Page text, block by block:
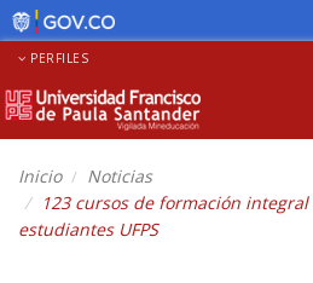
PERFILES
Inicio
Noticias
123 cursos de formación
estudiantes UFPS